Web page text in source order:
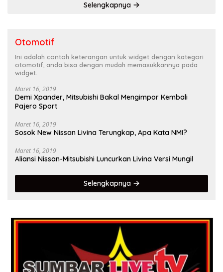
Selengkapnya
Otomotif
Ini adalah contoh keterangan untuk widget dengan kategori
otomotif, anda bisa dengan mudah memasukkannya pada
widget.
Maret 16, 2019
Demi Xpander, Mitsubishi Bakal Mengimpor Kembali
Pajero Sport
Maret 16, 2019
Sosok New Nissan Livina Terungkap, Apa Kata NMI?
Maret 16, 2019
Aliansi Nissan-Mitsubishi Luncurkan Livina Versi Mungil
Selengkapnya